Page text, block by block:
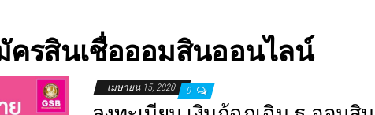
ครสินเชื่อออมสินออนไลน์
เมษายน 15, 2020 0